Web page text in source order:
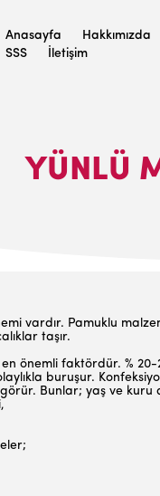
Anasayfa Hakkımızda
SSS
İletişim
YÜNLÜ
vardır. Pamuklu
taşır.
önemli faktördür. %
buruşur.
Bunlar; yaş ve